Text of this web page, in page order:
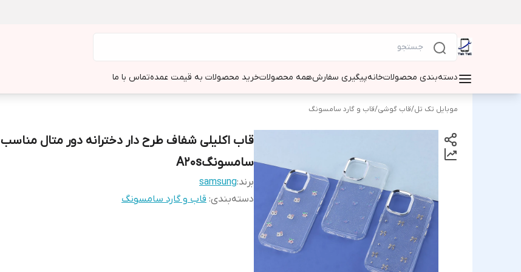
دسته‌بندی محصولاتخانهپیگیری سفارشهمه محصولاتخرید محصولات به قیمت عمدهتماس با ما
موبایل تک تل/قاب گوشی/قاب و گارد سامسونگ
قاب اکلیلی شفاف طرح دار دخترانه دور متال مناسب
سامسونگA20s
برند:samsung
دسته‌بندی: قاب و گارد سامسونگ